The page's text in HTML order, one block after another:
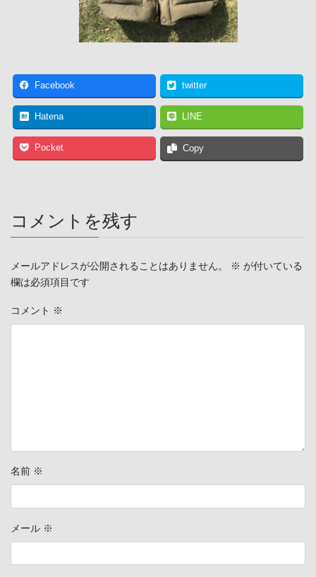
Facebook twitter
Hatena LINE
Pocket Copy
コメントを残す
メールアドレスが公開されることはありません。 ※ が付いている
欄は必須項目です
コメント ※
名前 ※
メール ※